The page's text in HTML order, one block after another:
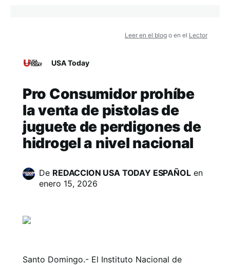
Leer en el blog o en el Lector
USA Today
Pro Consumidor prohíbe
la venta de pistolas de
juguete de perdigones de
hidrogel a nivel nacional
De REDACCION USA TODAY ESPAÑOLen
enero 15, 2026
Santo Domingo.- El Instituto Nacional de